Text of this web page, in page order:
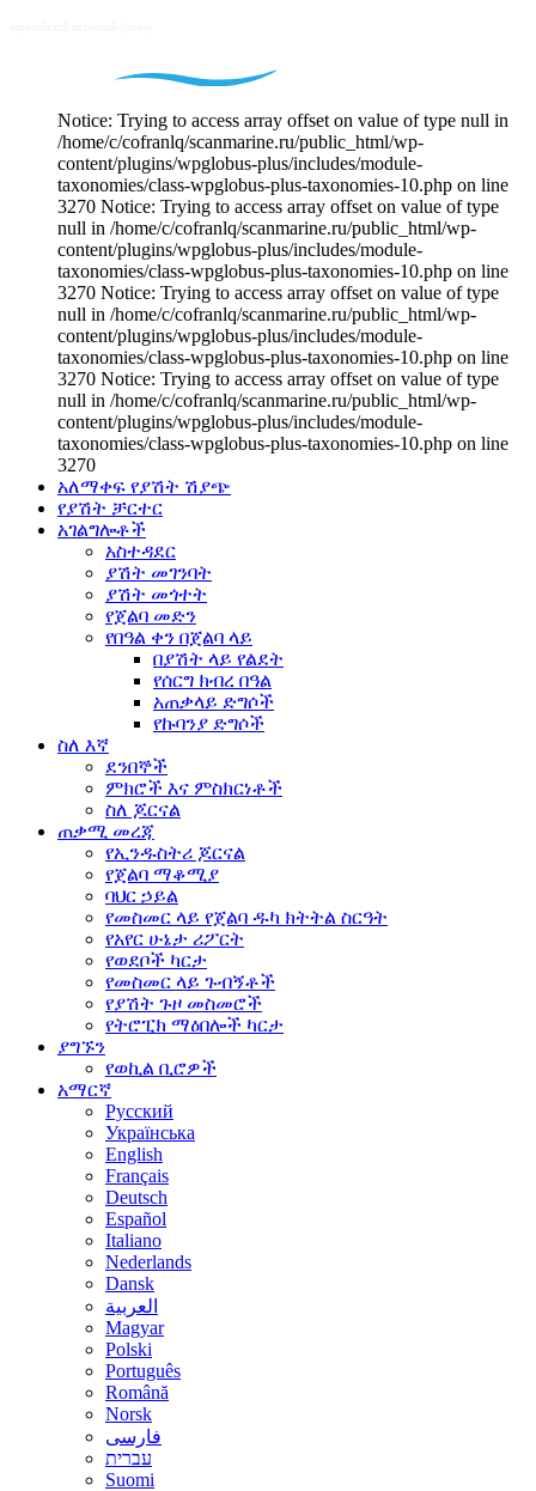
Notice: Trying to access array offset on value of type null in
/home/c/cofranlq/scanmarine.ru/public_html/wp-
content/plugins/wpglobus-plus/includes/module-
taxonomies/class-wpglobus-plus-taxonomies-10.php on line
3270 Notice: Trying to access array offset on value of type
null in /home/c/cofranlq/scanmarine.ru/public_html/wp-
content/plugins/wpglobus-plus/includes/module-
taxonomies/class-wpglobus-plus-taxonomies-10.php on line
3270 Notice: Trying to access array offset on value of type
null in /home/c/cofranlq/scanmarine.ru/public_html/wp-
content/plugins/wpglobus-plus/includes/module-
taxonomies/class-wpglobus-plus-taxonomies-10.php on line
3270 Notice: Trying to access array offset on value of type
null in /home/c/cofranlq/scanmarine.ru/public_html/wp-
content/plugins/wpglobus-plus/includes/module-
taxonomies/class-wpglobus-plus-taxonomies-10.php on line
3270
አለማቀፍ የያሽት ሽያጭ
የያሽት ቻርተር
አገልግሎቶች
አስተዳደር
ያሽት መገንባት
ያሽት መጎተት
የጀልባ መድን
የበዓል ቀን በጀልባ ላይ
በያሽት ላይ የልደት
የሰርግ ክብረ በዓል
አጠቃላይ ድግሶች
የኩባንያ ድግሶች
ስለ እኛ
ደንበኞች
ምክሮች እና ምስክርነቶች
ስለ ጆርናል
ጠቃሚ መረጃ
የኢንዱስትሪ ጆርናል
የጀልባ ማቆሚያ
ባህር ኃይል
የመስመር ላይ የጀልባ ዱካ ክትትል ስርዓት
የአየር ሁኔታ ሪፖርት
የወደቦች ካርታ
የመስመር ላይ ጉብኝቶች
የያሽት ጉዞ መስመሮች
የትሮፒክ ማዕበሎች ካርታ
ያግኙን
የወኪል ቢሮዎች
አማርኛ
Русский
Українська
English
Français
Deutsch
Español
Italiano
Nederlands
Dansk
العربية
Magyar
Polski
Português
Română
Norsk
فارسی
עברית
Suomi